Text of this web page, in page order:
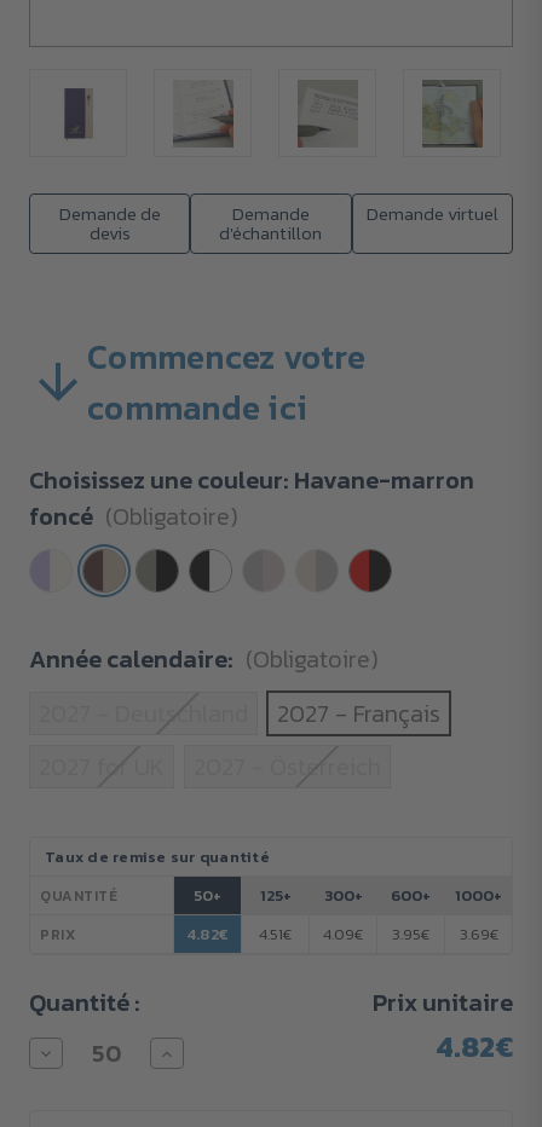
Demande de
devis
Demande
d'échantillon
Demande virtuel
Commencez votre
commande ici
Choisissez une couleur: Havane-marron
foncé (Obligatoire)
Année calendaire: (Obligatoire)
2027 - Français
Stock
actuel :
Taux de remise sur quantité
QUANTITÉ
PRIX
50+
4.82€
125+
4.51€
300+
4.09€
600+
3.95€
1000+
3.69€
Quantité :
Diminuer
la
Augmenter
la
Prix unitaire
4.82€